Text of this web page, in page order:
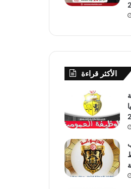
الأكثر قراءة